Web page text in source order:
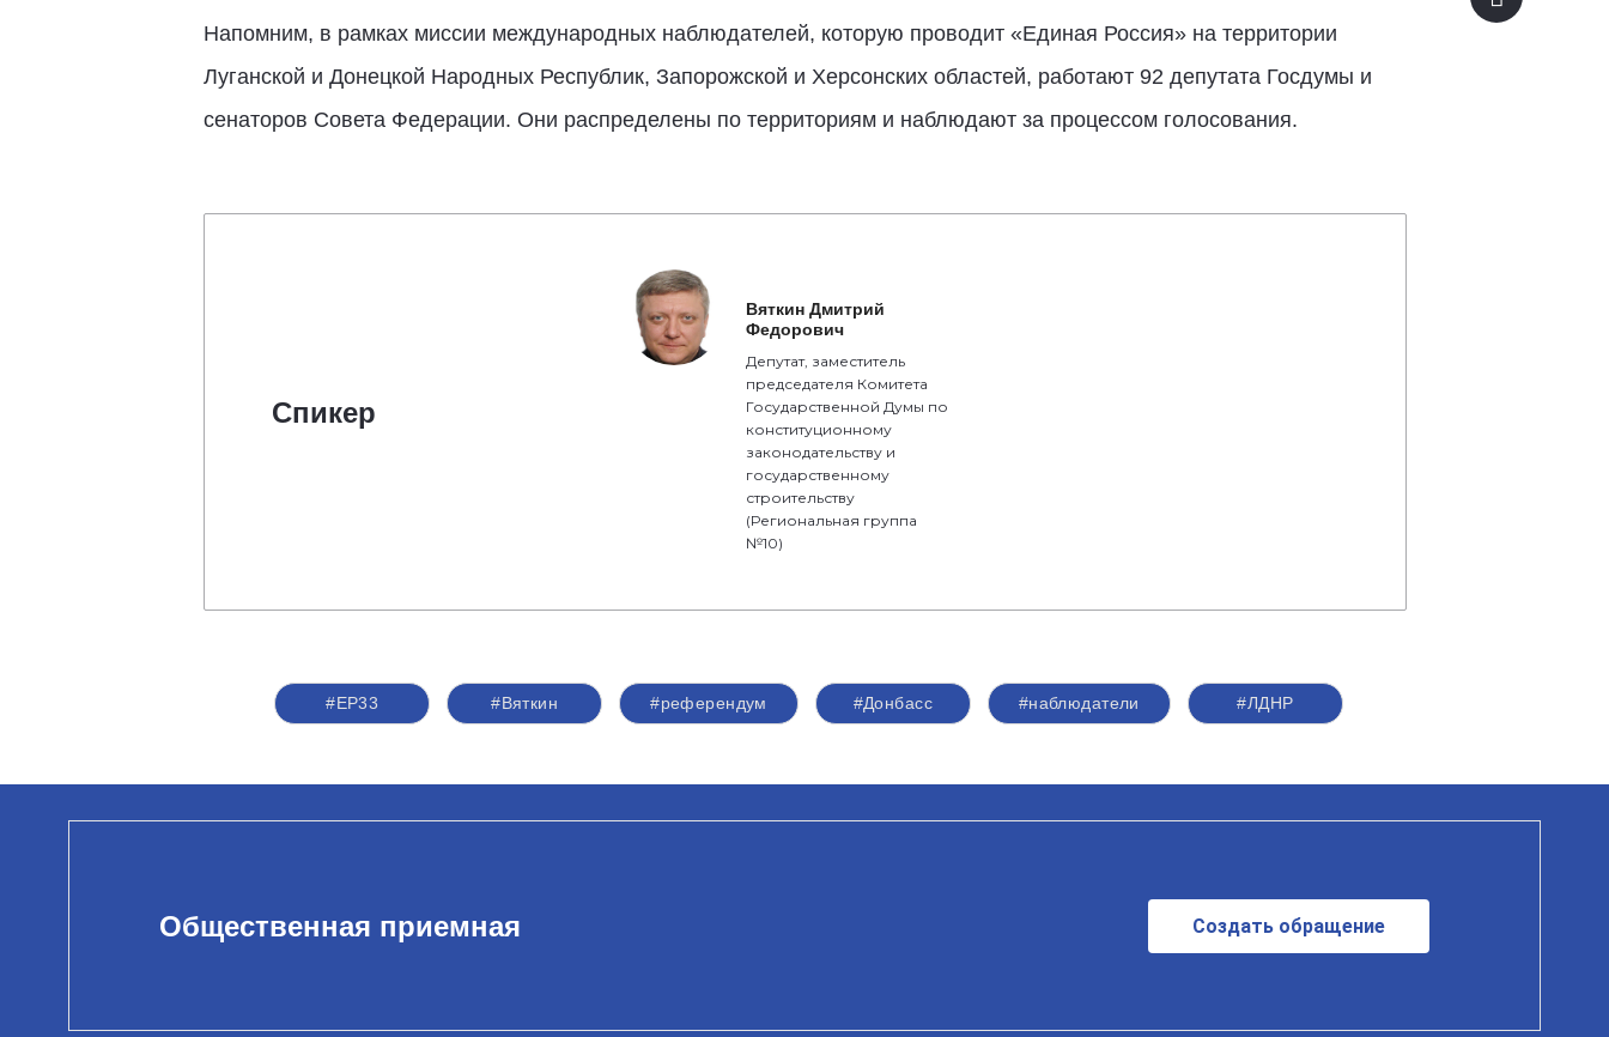
Напомним, в рамках миссии международных наблюдателей, которую проводит «Единая Россия» на территории
Луганской и Донецкой Народных Республик, Запорожской и Херсонских областей, работают 92 депутата Госдумы и
сенаторов Совета Федерации. Они распределены по территориям и наблюдают за процессом голосования.
Спикер
Вяткин Дмитрий
Федорович
Депутат, заместитель
председателя Комитета
Государственной Думы по
конституционному
законодательству и
государственному
строительству
(Региональная группа
№10)
#ЕР33 #Вяткин #референдум #Донбасс #наблюдатели #ЛДНР
Общественная приемная Создать обращение